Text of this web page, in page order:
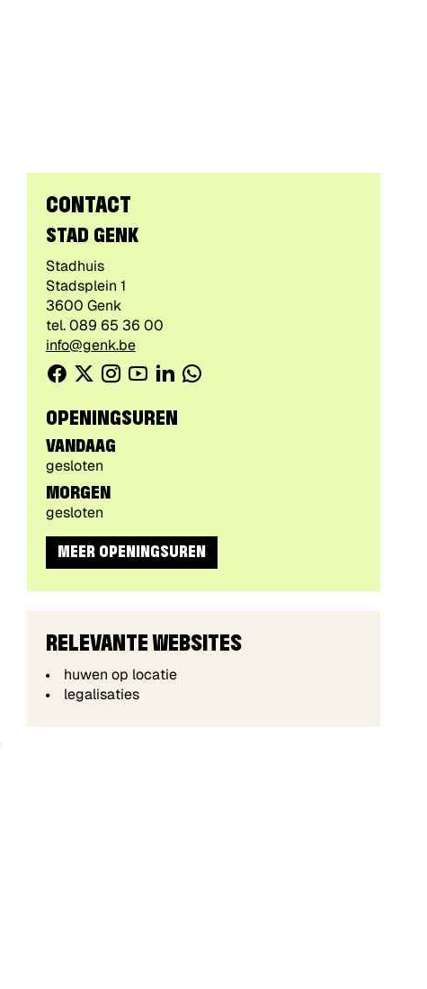
CONTACT
STAD GENK
Gebouw
Stadhuis
Adres
Stadsplein 1
,3600 Genk
tel. 089 65 36 00
E-
mail
info@genk.be
CONTACTEER
VOLG
ONS
VIA
Facebook
TwitterInstagram
YoutubeLinkedinWhatsApp
OPENINGSUREN
VANDAAG
gesloten
MORGEN
gesloten
MEER OPENINGSUREN
RELEVANTE WEBSITES
huwen op locatie
legalisaties